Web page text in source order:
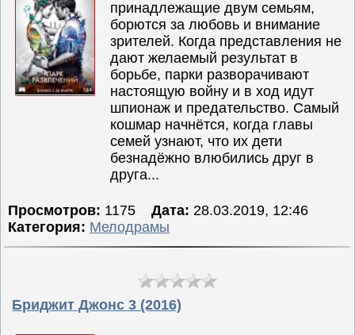
принадлежащие двум семьям,
борются за любовь и внимание
зрителей. Когда представления не
дают желаемый результат в
борьбе, парки разворачивают
настоящую войну и в ход идут
шпионаж и предательство. Самый
кошмар начнётся, когда главы
семей узнают, что их дети
безнадёжно влюбились друг в
друга...
Просмотров: 1175 Дата: 28.03.2019, 12:46
Категория: Мелодрамы
Бриджит Джонс 3 (2016)